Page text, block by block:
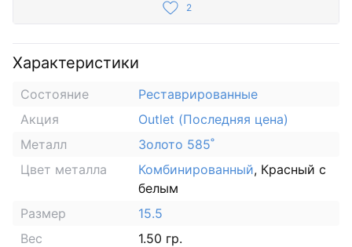
2
Характеристики
Состояние
Реставрированные
Акция
Outlet (Последняя цена)
Металл
Золото 585˚
Цвет металла
Комбинированный, Красный с
белым
Размер
15.5
Вес
1.50 гр.